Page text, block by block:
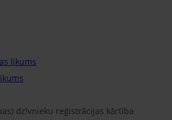
likums
dzīvnieku reģistrācijas kārtība